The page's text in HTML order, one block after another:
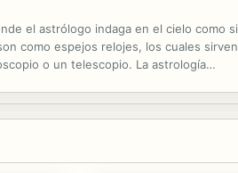
el astrólogo indaga en el cielo como si
como espejos relojes, los cuales sirven
o un telescopio. La astrología